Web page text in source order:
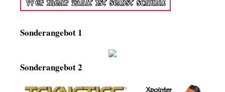
Sonderangebot 1
Sonderangebot 2